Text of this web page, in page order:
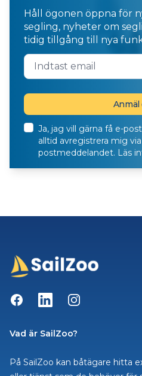
Håll ögonen öppna för
segling, nyheter om
tidig tillgång till nya
Ja, jag vill gärna få e-
alltid avregistrera mig
postmeddelandet. Läs
FacebookLinkedInInstagram
Vad är SailZoo?
På SailZoo kan båtägare hitta